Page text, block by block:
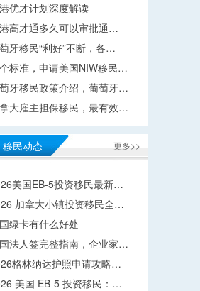
优才计划深度解读
高才通多久可以审批通…
牙移民“利好”不断，各…
标准，申请美国NIW移民…
牙移民政策介绍，葡萄牙…
大雇主担保移民，最有效…
更多>>
移民动态
美国EB-5投资移民最新…
加拿大小镇投资移民全…
绿卡有什么好处
法人签完整指南，企业家…
格林纳达护照申请攻略…
美国 EB-5 投资移民：…